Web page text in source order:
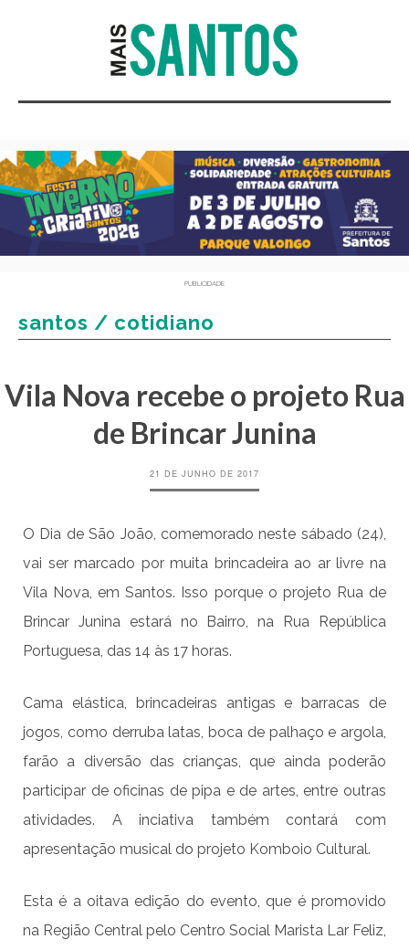
PUBLICIDADE
santos / cotidiano
Vila Nova recebe o projeto Rua
de Brincar Junina
21 DE JUNHO DE 2017
O Dia de São João, comemorado neste sábado (24),
vai ser marcado por muita brincadeira ao ar livre na
Vila Nova, em Santos. Isso porque o projeto Rua de
Brincar Junina estará no Bairro, na Rua República
Portuguesa, das 14 às 17 horas.
Cama elástica, brincadeiras antigas e barracas de
jogos, como derruba latas, boca de palhaço e argola,
farão a diversão das crianças, que ainda poderão
participar de oficinas de pipa e de artes, entre outras
atividades. A inciativa também contará com
apresentação musical do projeto Komboio Cultural.
Esta é a oitava edição do evento, que é promovido
na Região Central pelo Centro Social Marista Lar Feliz,